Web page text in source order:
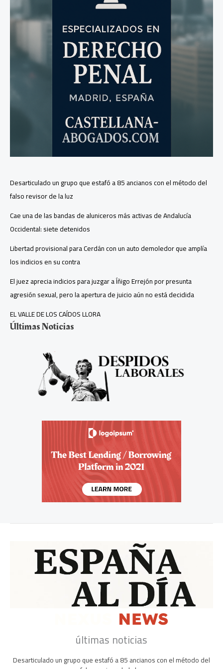
Desarticulado un grupo que estafó a 85 ancianos con el método del
falso revisor de la luz
Cae una de las bandas de aluniceros más activas de Andalucía
Occidental: siete detenidos
Libertad provisional para Cerdán con un auto demoledor que amplía
los indicios en su contra
El juez aprecia indicios para juzgar a Íñigo Errejón por presunta
agresión sexual, pero la apertura de juicio aún no está decidida
EL VALLE DE LOS CAÍDOS LLORA
Últimas Noticias
últimas noticias
Desarticulado un grupo que estafó a 85 ancianos con el método del